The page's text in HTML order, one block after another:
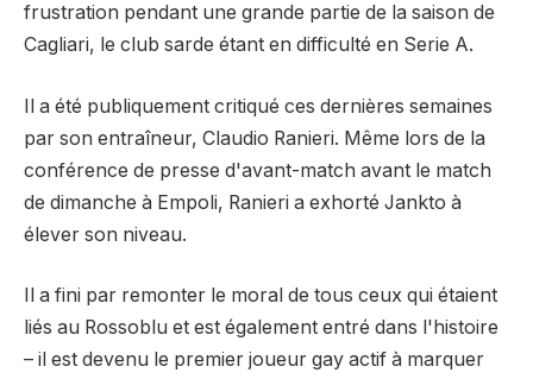
frustration pendant une grande partie de la saison de
Cagliari, le club sarde étant en difficulté en Serie A.
Il a été publiquement critiqué ces dernières semaines
par son entraîneur, Claudio Ranieri. Même lors de la
conférence de presse d'avant-match avant le match
de dimanche à Empoli, Ranieri a exhorté Jankto à
élever son niveau.
Il a fini par remonter le moral de tous ceux qui étaient
liés au Rossoblu et est également entré dans l'histoire
– il est devenu le premier joueur gay actif à marquer